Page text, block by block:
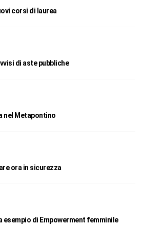
corsi di laurea
di aste pubbliche
nel Metapontino
ora in sicurezza
esempio di Empowerment femminile